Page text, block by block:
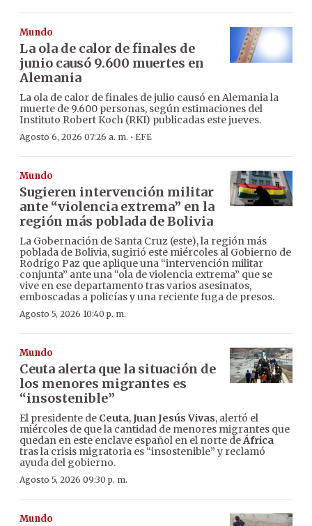
Mundo
La ola de calor de finales de
junio causó 9.600 muertes en
Alemania
La ola de calor de finales de julio causó en Alemania la
muerte de 9.600 personas, según estimaciones del
Instituto Robert Koch (RKI) publicadas este jueves.
Agosto 6, 2026 07:26 a. m. · EFE
Mundo
Sugieren intervención militar
ante “violencia extrema” en la
región más poblada de Bolivia
La Gobernación de Santa Cruz (este), la región más
poblada de Bolivia, sugirió este miércoles al Gobierno de
Rodrigo Paz que aplique una “intervención militar
conjunta” ante una “ola de violencia extrema” que se
vive en ese departamento tras varios asesinatos,
emboscadas a policías y una reciente fuga de presos.
Agosto 5, 2026 10:40 p. m.
Mundo
Ceuta alerta que la situación de
los menores migrantes es
“insostenible”
El presidente de Ceuta,Juan Jesús Vivas, alertó el
miércoles de que la cantidad de menores migrantes que
quedan en este enclave español en el norte deÁfrica
tras la crisis migratoria es “insostenible” y reclamó
ayuda del gobierno.
Agosto 5, 2026 09:30 p. m.
Mundo